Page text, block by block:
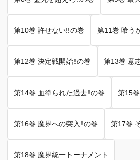
第10巻 許せない!!の巻 第11巻 喰う
第12巻 決定戦開始‼︎の巻 第13巻 意
第14巻 血塗られた過去‼︎の巻 第15
第16巻 魔界への突入‼︎の巻 第17巻
第18巻 魔界統一トーナメント